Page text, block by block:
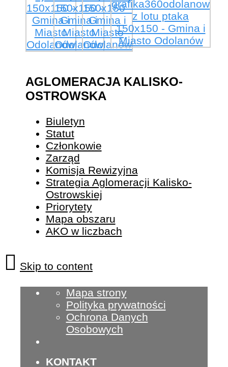
AGLOMERACJA KALISKO-
OSTROWSKA
Biuletyn
Statut
Członkowie
Zarząd
Komisja Rewizyjna
Strategia Aglomeracji Kalisko-
Ostrowskiej
Priorytety
Mapa obszaru
AKO w liczbach
Mapa strony
Polityka prywatności
Ochrona Danych
Osobowych
KONTAKT
Skip to content